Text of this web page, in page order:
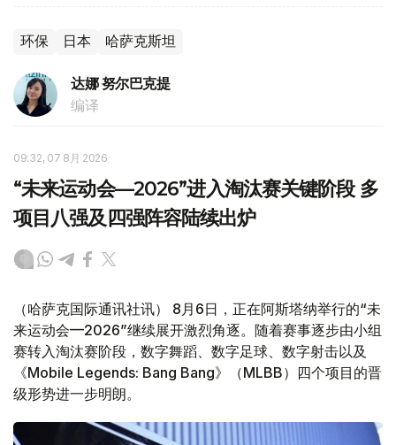
环保 日本 哈萨克斯坦
达娜 努尔巴克提
编译
09:32, 07 8月 2026
“未来运动会—2026”进入淘汰赛关键阶段 多
项目八强及四强阵容陆续出炉
（哈萨克国际通讯社讯） 8月6日，正在阿斯塔纳举行的“未
来运动会—2026”继续展开激烈角逐。随着赛事逐步由小组
赛转入淘汰赛阶段，数字舞蹈、数字足球、数字射击以及
《Mobile Legends: Bang Bang》（MLBB）四个项目的晋
级形势进一步明朗。